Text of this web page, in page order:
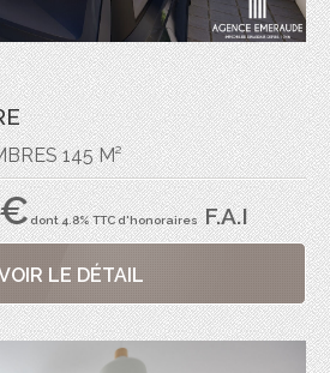
145 M²
dont 4.8% TTC d'honorairesF.A.I
LE DÉTAIL